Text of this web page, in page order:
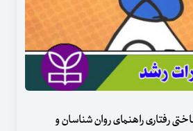
رفتاری راهنمای روان شناسان و